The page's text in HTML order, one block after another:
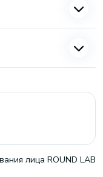
лица ROUND LAB